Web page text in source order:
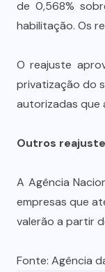
de 0,568%
habilitação. Os
O reajuste
privatização do
autorizadas que
Outros
A Agência
empresas que
valerão a partir
Fonte: Agência